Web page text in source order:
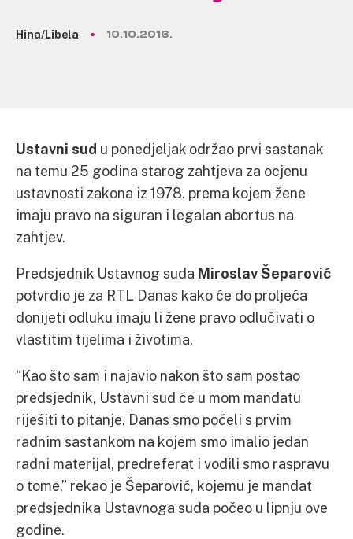
Hina/Libela 10.10.2016.
Ustavni sud u ponedjeljak održao prvi sastanak
na temu 25 godina starog zahtjeva za ocjenu
ustavnosti zakona iz 1978. prema kojem žene
imaju pravo na siguran i legalan abortus na
zahtjev.
Predsjednik Ustavnog suda Miroslav Šeparović
potvrdio je za RTL Danas kako će do proljeća
donijeti odluku imaju li žene pravo odlučivati o
vlastitim tijelima i životima.
“Kao što sam i najavio nakon što sam postao
predsjednik, Ustavni sud će u mom mandatu
riješiti to pitanje. Danas smo počeli s prvim
radnim sastankom na kojem smo imalio jedan
radni materijal, predreferat i vodili smo raspravu
o tome,” rekao je Šeparović, kojemu je mandat
predsjednika Ustavnoga suda počeo u lipnju ove
godine.